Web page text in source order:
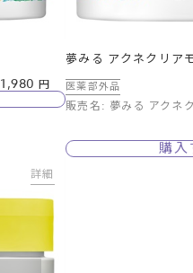
1,980
夢みる アクネクリア
医薬部外品
販売名: 夢みる アクネ
購入
詳細